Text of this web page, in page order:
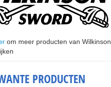
om meer producten van Wilkinson
PRODUCTEN